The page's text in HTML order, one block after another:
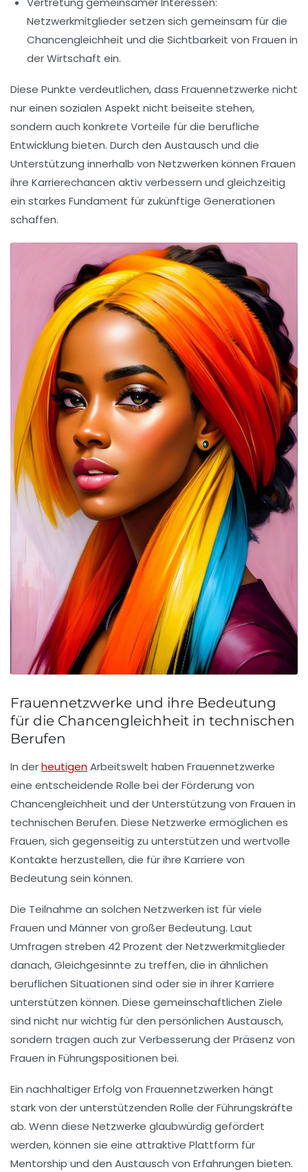
Netzwerkmitglieder setzen sich gemeinsam für die
Chancengleichheit und die Sichtbarkeit von Frauen in
der Wirtschaft ein.
Diese Punkte verdeutlichen, dass Frauennetzwerke nicht
nur einen sozialen Aspekt nicht beiseite stehen,
sondern auch konkrete Vorteile für die berufliche
Entwicklung bieten. Durch den Austausch und die
Unterstützung innerhalb von Netzwerken können Frauen
ihre Karrierechancen aktiv verbessern und gleichzeitig
ein starkes Fundament für zukünftige Generationen
schaffen.
Frauennetzwerke und ihre Bedeutung
für die Chancengleichheit in technischen
Berufen
In derheutigenArbeitswelt haben Frauennetzwerke
eine entscheidende Rolle bei der Förderung von
Chancengleichheit und der Unterstützung von Frauen in
technischen Berufen. Diese Netzwerke ermöglichen es
Frauen, sich gegenseitig zu unterstützen und wertvolle
Kontakte herzustellen, die für ihre Karriere von
Bedeutung sein können.
Die Teilnahme an solchen Netzwerken ist für viele
Frauen und Männervon großer Bedeutung. Laut
Umfragen streben 42 Prozent der Netzwerkmitglieder
danach, Gleichgesinnte zu treffen, die in ähnlichen
beruflichen Situationen sind oder sie in ihrer Karriere
unterstützen können. Diese gemeinschaftlichen Ziele
sind nicht nur wichtig für den persönlichen Austausch,
sondern tragen auch zurVerbesserung der Präsenz von
Frauen in Führungspositionen bei.
Ein nachhaltiger Erfolg von Frauennetzwerken hängt
stark von derunterstützenden Rolle der Führungskräfte
ab. Wenn diese Netzwerke glaubwürdig gefördert
werden, können sie eine attraktive Plattform für
Mentorship und den Austausch von Erfahrungen bieten.